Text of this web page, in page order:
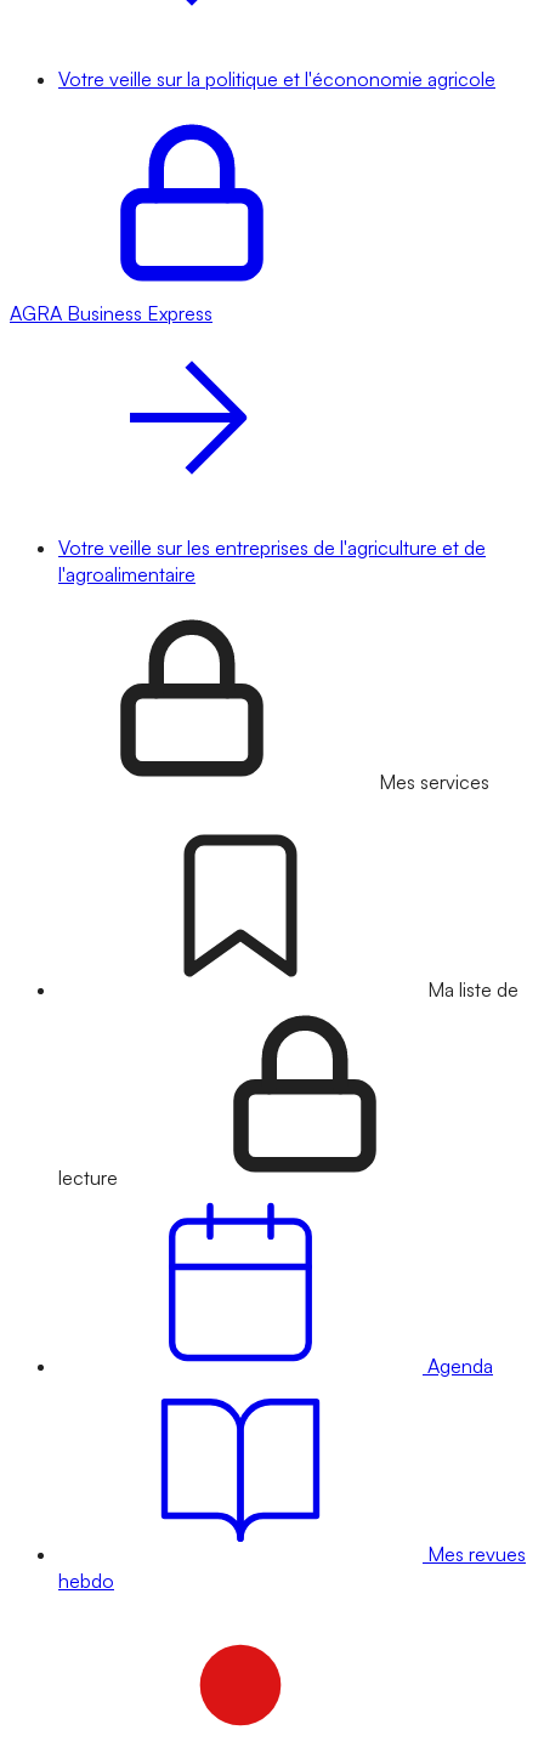
Votre veille sur la politique et l'écononomie agricole
AGRA Business Express
Votre veille sur les entreprises de l'agriculture et de
l'agroalimentaire
Mes services
Ma liste de
lecture
Agenda
Mes revues
hebdo